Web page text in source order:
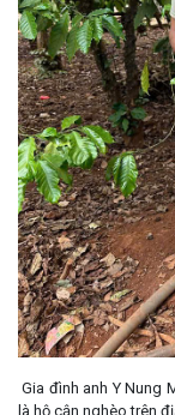
Gia đình anh Y Nung
là hộ cận nghèo trên